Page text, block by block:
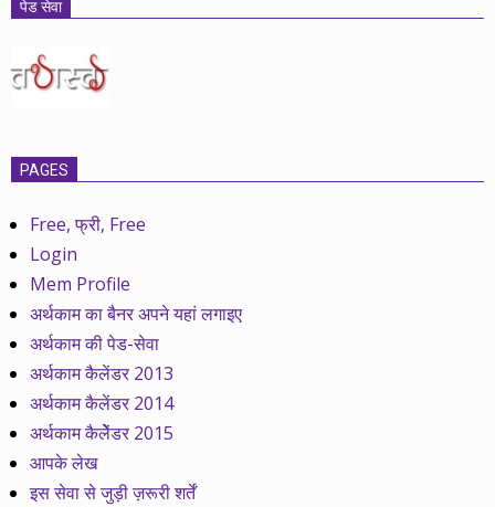
पेड सेवा
PAGES
Free, फ्री, Free
Login
Mem Profile
अर्थकाम का बैनर अपने यहां लगाइए
अर्थकाम की पेड-सेवा
अर्थकाम कैलेंडर 2013
अर्थकाम कैलेंडर 2014
अर्थकाम कैलेेंडर 2015
आपके लेख
इस सेवा से जुड़ी ज़रूरी शर्तें